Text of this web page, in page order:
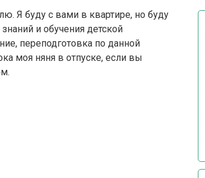
Я буду с вами в квартире, но буду
и обучения детской
переподготовка по данной
моя няня в отпуске, если вы